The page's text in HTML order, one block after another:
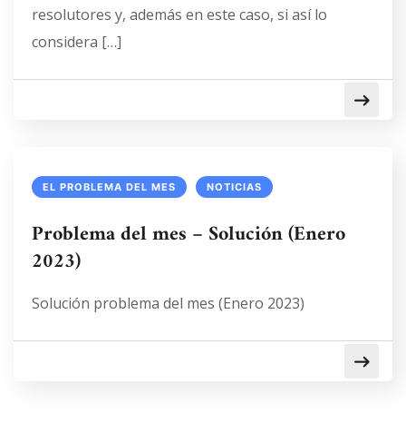
resolutores y, además en este caso, si así lo
considera […]
EL PROBLEMA DEL MES NOTICIAS
Problema del mes – Solución (Enero
2023)
Solución problema del mes (Enero 2023)